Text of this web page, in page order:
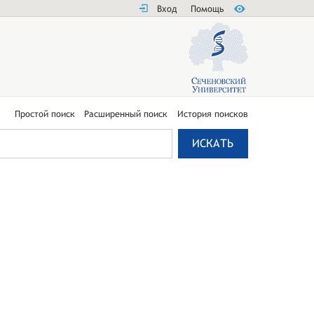
Вход Помощь
Простой поиск Расширенный поиск История поисков